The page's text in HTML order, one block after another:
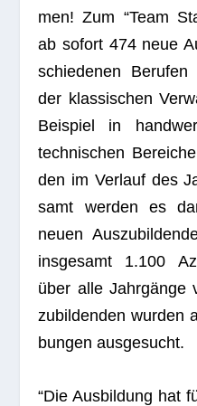
men! Zum “Team
ab sofort 474 neue
schie­de­nen
der klas­si­schen
Bei­spiel in
tech­ni­schen
den im Ver­lauf des
samt wer­den es
neuen
ins­ge­samt 1.100
über alle Jahr­gänge
zu­bil­den­den wur­den
bun­gen ausgesucht.
“Die Aus­bil­dung hat